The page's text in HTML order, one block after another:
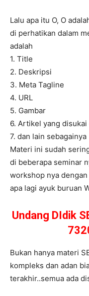
Lalu apa itu O, O
di perhatikan dalam
adalah
1. Title
2. Deskripsi
3. Meta Tagline
4. URL
5. Gambar
6. Artikel yang
7. dan lain sebagainya
Materi ini sudah
di beberapa seminar
workshop nya
apa lagi ayuk buruan
Undang DIdik
Bukan hanya materi
kompleks dan adan
terakhir..semua ada